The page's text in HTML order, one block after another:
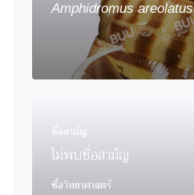
Amphidromus areolatus
ชื่อสามัญ
ไม่พบชื่อสามัญ
ชื่อวิทยาศาสตร์